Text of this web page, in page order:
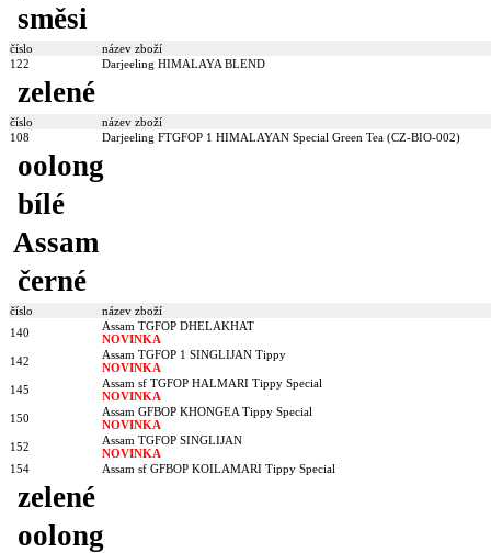
směsi
číslo
název zboží
122
Darjeeling HIMALAYA BLEND
zelené
číslo
název zboží
108
Darjeeling FTGFOP 1 HIMALAYAN Special Green Tea (CZ-BIO-002)
oolong
bílé
Assam
černé
číslo
název zboží
140
Assam TGFOP DHELAKHAT
NOVINKA
142
Assam TGFOP 1 SINGLIJAN Tippy
NOVINKA
145
Assam sf TGFOP HALMARI Tippy Special
NOVINKA
150
Assam GFBOP KHONGEA Tippy Special
NOVINKA
152
Assam TGFOP SINGLIJAN
NOVINKA
154
Assam sf GFBOP KOILAMARI Tippy Special
zelené
oolong